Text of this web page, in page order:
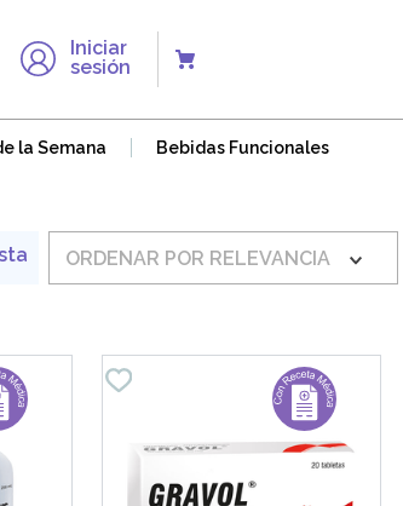
Iniciar
sesión
la Semana Bebidas Funcionales
ORDENAR POR RELEVANCIA